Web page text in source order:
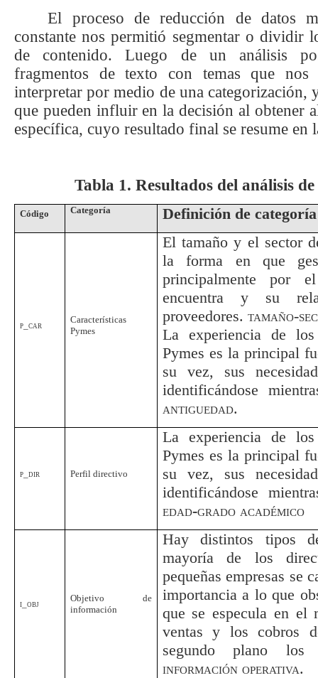
El proceso de reducción de datos
constante nos permitió segmentar o dividir
de contenido. Luego de un análisis
fragmentos de texto con temas que
interpretar por medio de una categorización,
que pueden influir en la decisión al obtener
específica, cuyo resultado final se resume en
Tabla 1. Resultados del análisis
Código Categoría Definición de categoría
p_car
Características
Pymes
El tamaño y el sector
la forma en que
principalmente por
encuentra y su
proveedores. tamaño-
La experiencia de
Pymes es la principal
su vez, sus
identificándose
antiguedad.
p_dir Perfil directivo
La experiencia de
Pymes es la principal
su vez, sus
identificándose
edad-grado académico
i_obj
Objetivo de
información
Hay distintos tipos
mayoría de los
pequeñas empresas se
importancia a lo que
que se especula en el
ventas y los cobros
segundo plano los
información operativa.